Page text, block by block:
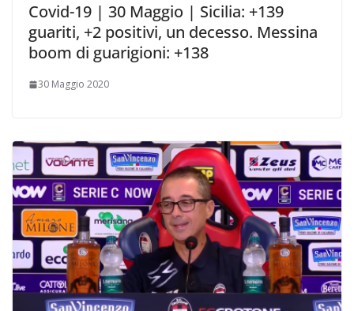
Covid-19 | 30 Maggio | Sicilia: +139
guariti, +2 positivi, un decesso. Messina
boom di guarigioni: +138
30 Maggio 2020